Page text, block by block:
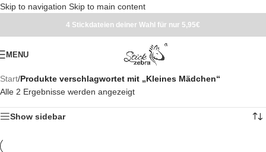
Skip to navigation Skip to main content
4 Stickdateien deiner Wahl für nur 5,95€
MENU
Start/Produkte verschlagwortet mit „Kleines Mädchen“
Alle 2 Ergebnisse werden angezeigt
Show sidebar